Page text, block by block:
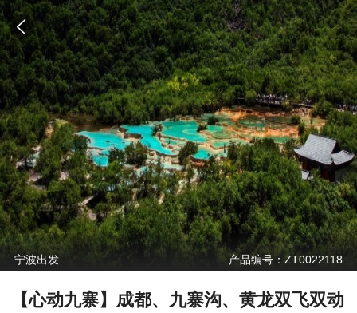
宁波出发 产品编号：ZT0022118
【心动九寨】成都、九寨沟、黄龙双飞双动